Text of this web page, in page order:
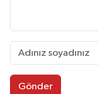
Gönder